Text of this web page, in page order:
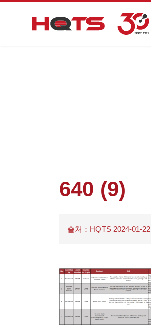
640 (9)
출처：HQTS 2024-01-22